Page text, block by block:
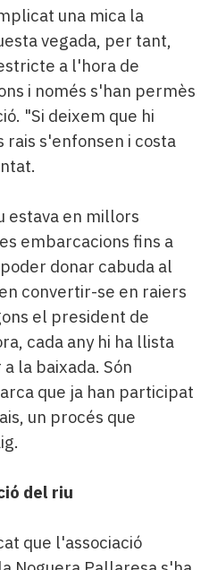
una mica la
vegada, per tant,
a l'hora de
i només s'han permès
"Si deixem que hi
rais s'enfonsen i costa
estava en millors
embarcacions fins a
donar cabuda al
convertir-se en raiers
el president de
cada any hi ha llista
la baixada. Són
que ja han participat
un procés que
del riu
que l'associació